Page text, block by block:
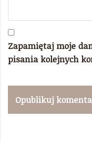
Zapamiętaj moje
pisania kolejnych